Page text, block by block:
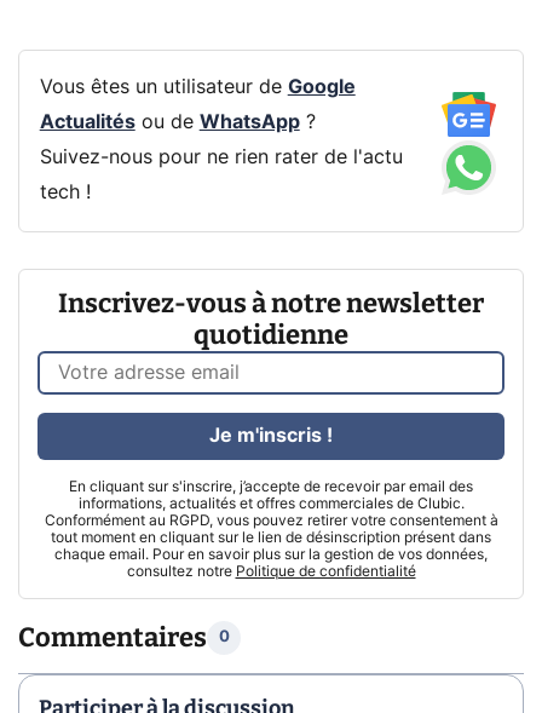
Vous êtes un utilisateur de Google
Actualitésou de WhatsApp?
Suivez-nous pour ne rien rater de l'actu
tech !
Inscrivez-vous à notre newsletter
quotidienne
En cliquant sur s'inscrire, j’accepte de recevoir par email des
informations, actualités et offres commerciales de Clubic.
Conformément au RGPD, vous pouvez retirer votre consentement à
tout moment en cliquant sur le lien de désinscription présent dans
chaque email. Pour en savoir plus sur la gestion de vos données,
consultez notre Politique de confidentialité
Je m'inscris !
Commentaires 0